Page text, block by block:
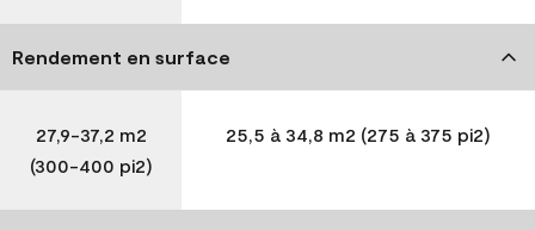
Rendement en surface
27,9-37,2 m2
(300-400 pi2)
25,5 à 34,8 m2 (275 à 375 pi2)